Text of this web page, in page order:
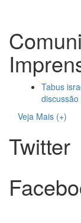
Tabus
Veja Mais (+)
Twitter